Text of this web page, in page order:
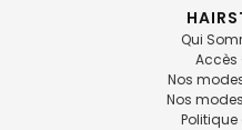
Qui
Accès
Nos
Nos
Politique